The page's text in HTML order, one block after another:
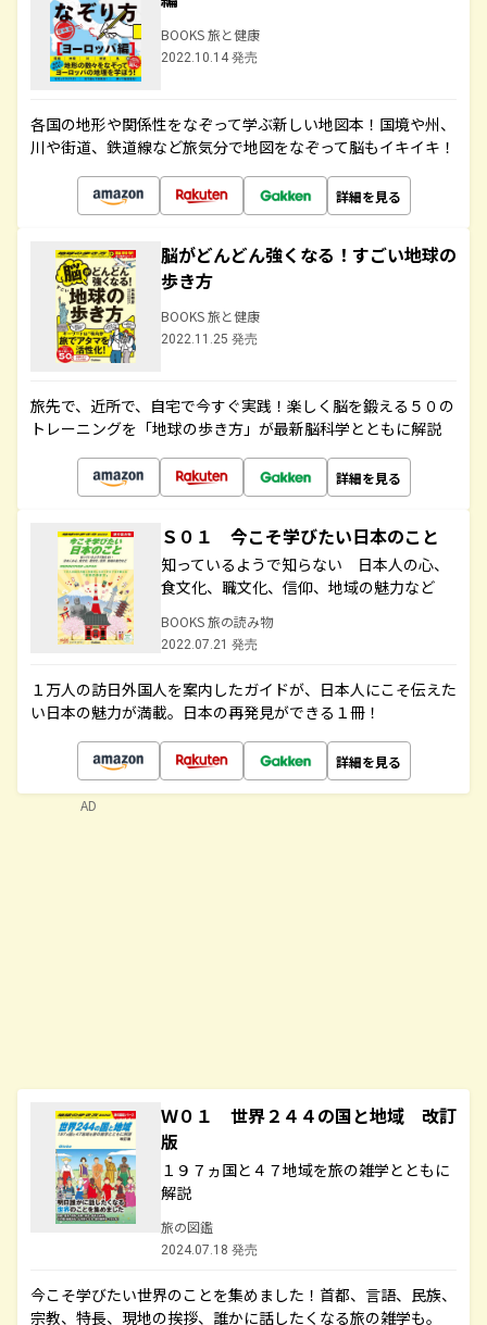
BOOKS 旅と健康
2022.10.14 発売
各国の地形や関係性をなぞって学ぶ新しい地図本！国境や州、
川や街道、鉄道線など旅気分で地図をなぞって脳もイキイキ！
詳細を見る
脳がどんどん強くなる！すごい地球の
歩き方
BOOKS 旅と健康
2022.11.25 発売
旅先で、近所で、自宅で今すぐ実践！楽しく脳を鍛える５０の
トレーニングを「地球の歩き方」が最新脳科学とともに解説
詳細を見る
Ｓ０１ 今こそ学びたい日本のこと
知っているようで知らない 日本人の心、
食文化、職文化、信仰、地域の魅力など
BOOKS 旅の読み物
2022.07.21 発売
１万人の訪日外国人を案内したガイドが、日本人にこそ伝えた
い日本の魅力が満載。日本の再発見ができる１冊！
詳細を見る
Ｗ０１ 世界２４４の国と地域 改訂
版
１９７ヵ国と４７地域を旅の雑学とともに
解説
旅の図鑑
2024.07.18 発売
今こそ学びたい世界のことを集めました！首都、言語、民族、
宗教、特長、現地の挨拶、誰かに話したくなる旅の雑学も。
AD